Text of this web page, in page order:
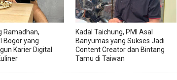
Ramadhan,
Bogor yang
Karier Digital
Kadal Taichung, PMI Asal
Banyumas yang Sukses Jadi
Content Creator dan Bintang
Tamu di Taiwan